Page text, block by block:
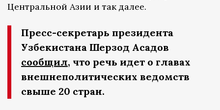
Центральной Азии и так далее.
Пресс-секретарь президента
Узбекистана Шерзод Асадов
сообщил, что речь идет о главах
внешнеполитических ведомств
свыше 20 стран.